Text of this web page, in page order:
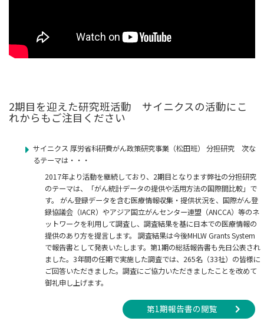
2期目を迎えた研究班活動 サイニクスの活動にこ
れからもご注目ください
サイニクス 厚労省科研費がん政策研究事業（松田班） 分担研究 次な
るテーマは・・・
2017年より活動を継続しており、2期目となります弊社の分担研究
のテーマは、「がん統計データの提供や活用方法の国際間比較」で
す。 がん登録データを含む医療情報収集・提供状況を、国際がん登
録協議会（IACR）やアジア国立がんセンター連盟（ANCCA）等のネ
ットワークを利用して調査し、調査結果を基に日本での医療情報の
提供のあり方を提言します。 調査結果は今後MHLW Grants System
で報告書として発表いたします。第1期の総括報告書も先日公表され
ました。3年間の任期で実施した調査では、265名（33社）の皆様に
ご回答いただきました。調査にご協力いただきましたことを改めて
御礼申し上げます。
第1期報告書の閲覧